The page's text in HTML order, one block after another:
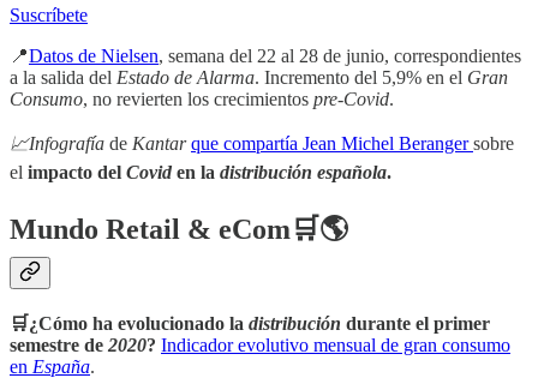
Suscríbete
📍Datos de Nielsen, semana del 22 al 28 de junio, correspondientes
a la salida del Estado de Alarma. Incremento del 5,9% en el Gran
Consumo, no revierten los crecimientos pre-Covid.
📈Infografía de Kantar que compartía Jean Michel Berangersobre
el impacto del Covid en la distribución española.
Mundo Retail & eCom🛒🌎
🛒¿Cómo ha evolucionado la distribución durante el primer
semestre de 2020? Indicador evolutivo mensual de gran consumo
en España.